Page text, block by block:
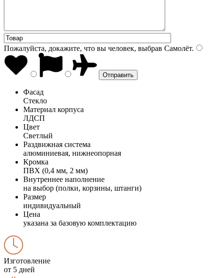
Пожалуйста, докажите, что вы человек, выбрав Самолёт.
Фасад
Стекло
Материал корпуса
ЛДСП
Цвет
Светлый
Раздвижная система
алюминиевая, нижнеопорная
Кромка
ПВХ (0,4 мм, 2 мм)
Внутреннее наполнение
на выбор (полки, корзины, штанги)
Размер
индивидуальный
Цена
указана за базовую комплектацию
Изготовление
от 5 дней